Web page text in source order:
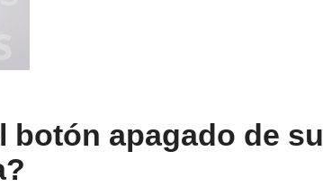
botón apagado de su